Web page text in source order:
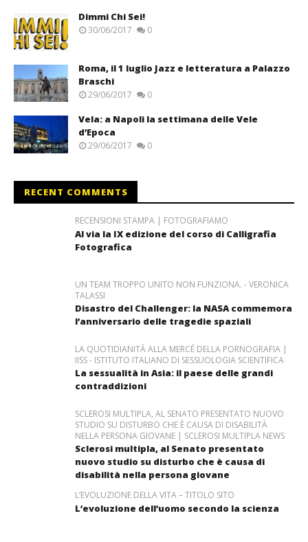
Dimmi Chi Sei!
30/06/2017 0
Roma, il 1 luglio Jazz e letteratura a Palazzo
Braschi
29/06/2017 0
Vela: a Napoli la settimana delle Vele
d’Epoca
29/06/2017 0
RECENT COMMENTS
RECENSIONI STAMPA | FOTOGRAFIAMO
Al via la IX edizione del corso di Calligrafia
Fotografica
UN TEAM TROPPO UNITO NON FUNZIONA. - VERONICA
TALASSI
Disastro del Challenger: la NASA commemora
l’anniversario delle tragedie spaziali
LA QUOTIDIANITÀ ALLA MERCÉ DELLA PORNOGRAFIA |
IISS - ISTITUTO ITALIANO DI SESSUOLOGIA SCIENTIFICA
La sessualità in Asia: il paese delle grandi
contraddizioni
SCLEROSI MULTIPLA, AL SENATO PRESENTATO NUOVO
STUDIO SU DISTURBO CHE È CAUSA DI DISABILITÀ
NELLA PERSONA GIOVANE | SCLEROSI MULTIPLA NEWS
Sclerosi multipla, al Senato presentato
nuovo studio su disturbo che è causa di
disabilità nella persona giovane
L’EVOLUZIONE DELLA VITA – TITOLO SITO
L’evoluzione dell’uomo secondo la scienza